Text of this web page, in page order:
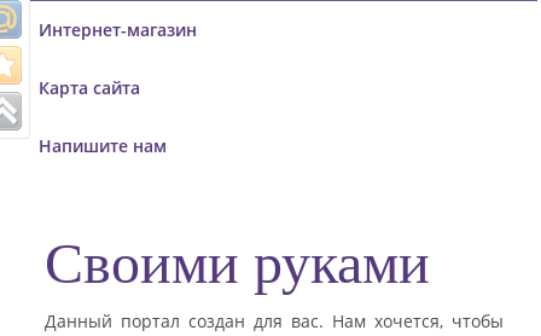
Интернет-магазин
Карта сайта
Напишите нам
Своими руками
Данный портал создан для вас. Нам хочется, чтобы